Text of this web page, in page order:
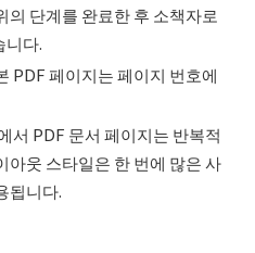
의 단계를 완료한 후 소책자로
니다.
PDF 페이지는 페이지 번호에
서 PDF 문서 페이지는 반복적
아웃 스타일은 한 번에 많은 사
됩니다.